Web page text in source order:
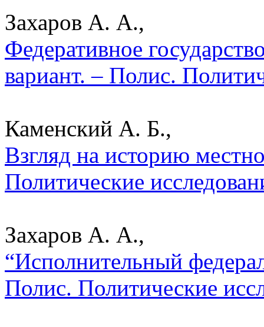
Захаров А. А.,
Федеративное
вариант. – Полис.
Каменский А. Б.,
Взгляд на историю
Политические
Захаров А. А.,
“Исполнительный
Полис. Политические